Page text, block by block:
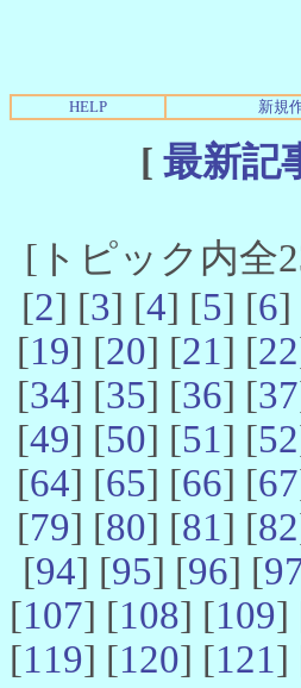
HELP 新規
[ 最新記
[トピック内全
[2] [3] [4] [5] [6]
[19] [20] [21] [22
[34] [35] [36] [37
[49] [50] [51] [52
[64] [65] [66] [67
[79] [80] [81] [82
[94] [95] [96] [
[107] [108] [109]
[119] [120] [121]